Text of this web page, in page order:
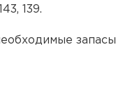
139.
запасы